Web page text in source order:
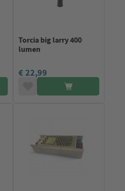
Torcia big larry 400
lumen
€ 22,99